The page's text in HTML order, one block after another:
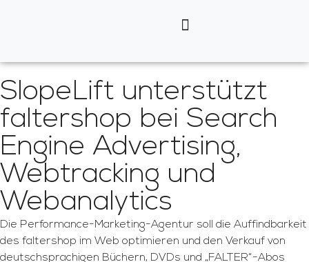
SlopeLift unterstützt
faltershop bei Search
Engine Advertising,
Webtracking und
Webanalytics
Die Performance-Marketing-Agentur soll die Auffindbarkeit
des faltershop im Web optimieren und den Verkauf von
deutschsprachigen Büchern, DVDs und „FALTER“-Abos